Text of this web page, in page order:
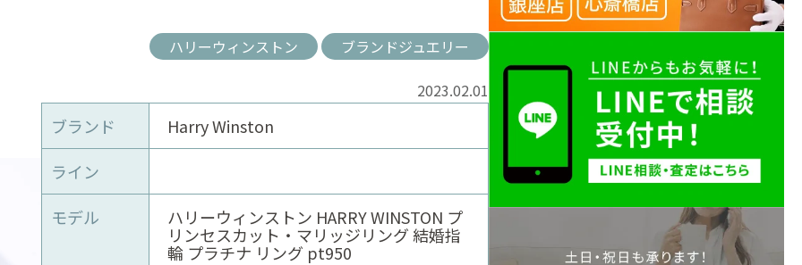
ハリーウィンストン ブランドジュエリー
2023.02.01
ブランド
Harry Winston
ライン
モデル
ハリーウィンストン HARRY WINSTON プ
リンセスカット・マリッジリング 結婚指
輪 プラチナ リング pt950